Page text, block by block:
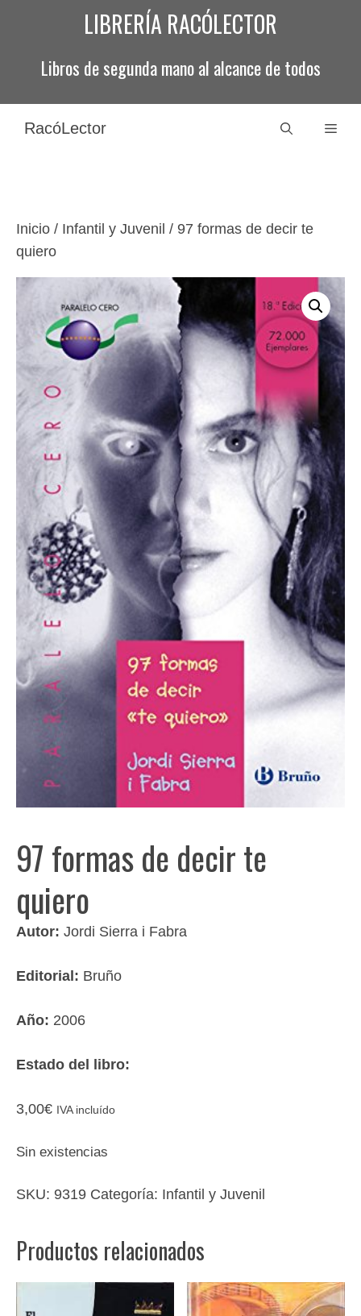
LIBRERÍA RACÓLECTOR
Libros de segunda mano al alcance de todos
RacóLector
Inicio / Infantil y Juvenil / 97 formas de decir te
quiero
97 formas de decir te
quiero
Autor: Jordi Sierra i Fabra
Editorial: Bruño
Año: 2006
Estado del libro:
3,00€ IVA incluído
Sin existencias
SKU: 9319 Categoría: Infantil y Juvenil
Productos relacionados